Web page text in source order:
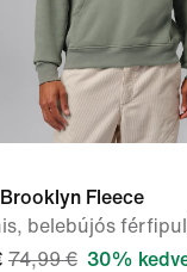
Fleece
belebújós
74,99 € 30%